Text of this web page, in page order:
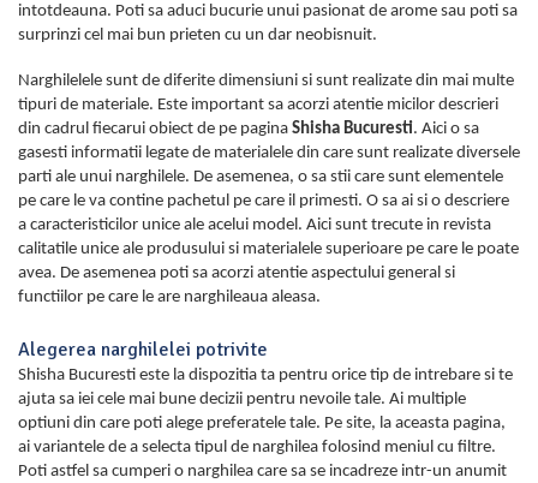
intotdeauna. Poti sa aduci bucurie unui pasionat de arome sau poti sa
surprinzi cel mai bun prieten cu un dar neobisnuit.
Narghilelele sunt de diferite dimensiuni si sunt realizate din mai multe
tipuri de materiale. Este important sa acorzi atentie micilor descrieri
din cadrul fiecarui obiect de pe pagina Shisha Bucuresti. Aici o sa
gasesti informatii legate de materialele din care sunt realizate diversele
parti ale unui narghilele. De asemenea, o sa stii care sunt elementele
pe care le va contine pachetul pe care il primesti. O sa ai si o descriere
a caracteristicilor unice ale acelui model. Aici sunt trecute in revista
calitatile unice ale produsului si materialele superioare pe care le poate
avea. De asemenea poti sa acorzi atentie aspectului general si
functiilor pe care le are narghileaua aleasa.
Alegerea narghilelei potrivite
Shisha Bucuresti este la dispozitia ta pentru orice tip de intrebare si te
ajuta sa iei cele mai bune decizii pentru nevoile tale. Ai multiple
optiuni din care poti alege preferatele tale. Pe site, la aceasta pagina,
ai variantele de a selecta tipul de narghilea folosind meniul cu filtre.
Poti astfel sa cumperi o narghilea care sa se incadreze intr-un anumit